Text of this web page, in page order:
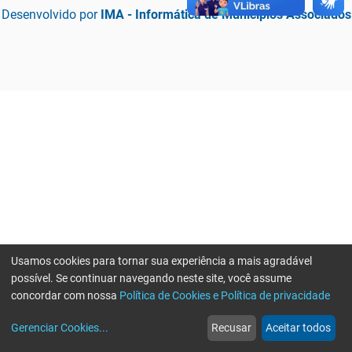
Desenvolvido por IMA - Informática de Municípios Associados
web
Notícias
more_horiz
Mais
Usamos cookies para tornar sua experiência a mais agradável
possível. Se continuar navegando neste site, você assume
concordar com nossa Política de Cookies e Política de privacidade
Gerenciar Cookies... Recusar Aceitar todos
Erro ao enviar informações, por favor tente novamente